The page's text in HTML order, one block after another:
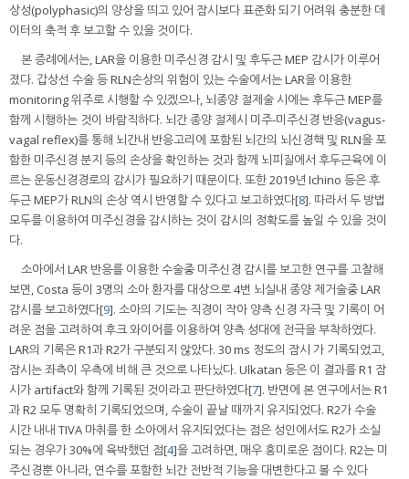
상성(polyphasic)의 양상을 띄고 있어 잠시보다 표준화 되기 어려워 충분한 데
이터의 축적 후 보고할 수 있을 것이다.
본 증례에서는, LAR을 이용한 미주신경 감시 및 후두근 MEP 감시가 이루어
졌다. 갑상선 수술 등 RLN손상의 위험이 있는 수술에서는 LAR을 이용한
monitoring 위주로 시행할 수 있겠으나, 뇌종양 절제술 시에는 후두근 MEP를
함께 시행하는 것이 바람직하다. 뇌간 종양 절제시 미주-미주신경 반응(vagus-
vagal reflex)를 통해 뇌간내 반응고리에 포함된 뇌간의 뇌신경핵 및 RLN을 포
함한 미주신경 분지 등의 손상을 확인하는 것과 함께 뇌피질에서 후두근육에 이
르는 운동신경경로의 감시가 필요하기 때문이다. 또한 2019년 Ichino 등은 후
두근 MEP가 RLN의 손상 역시 반영할 수 있다고 보고하였다[8]. 따라서 두 방법
모두를 이용하여 미주신경을 감시하는 것이 감시의 정확도를 높일 수 있을 것이
다.
소아에서 LAR 반응를 이용한 수술중 미주신경 감시를 보고한 연구를 고찰해
보면, Costa 등이 3명의 소아 환자를 대상으로 4번 뇌실내 종양 제거술중 LAR
감시를 보고하였다[9]. 소아의 기도는 직경이 작아 양측 신경 자극 및 기록이 어
려운 점을 고려하여 후크 와이어를 이용하여 양측 성대에 전극을 부착하였다.
LAR의 기록은 R1과 R2가 구분되지 않았다. 30 ms 정도의 잠시 가 기록되었고,
잠시는 좌측이 우측에 비해 큰 것으로 나타났다. Ulkatan 등은 이 결과를 R1 잠
시가 artifact와 함께 기록된 것이라고 판단하였다[7]. 반면에 본 연구에서는 R1
과 R2 모두 명확히 기록되었으며, 수술이 끝날 때까지 유지되었다. R2가 수술
시간 내내 TIVA 마취를 한 소아에서 유지되었다는 점은 성인에서도 R2가 소실
되는 경우가 30%에 육박했던 점[4]을 고려하면, 매우 흥미로운 점이다. R2는 미
주신경뿐 아니라, 연수를 포함한 뇌간 전반적 기능을 대변한다고 볼 수 있다